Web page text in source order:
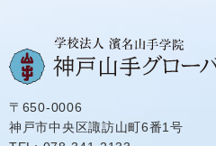
〒650-0006
神戸市中央区諏訪山町6番1号